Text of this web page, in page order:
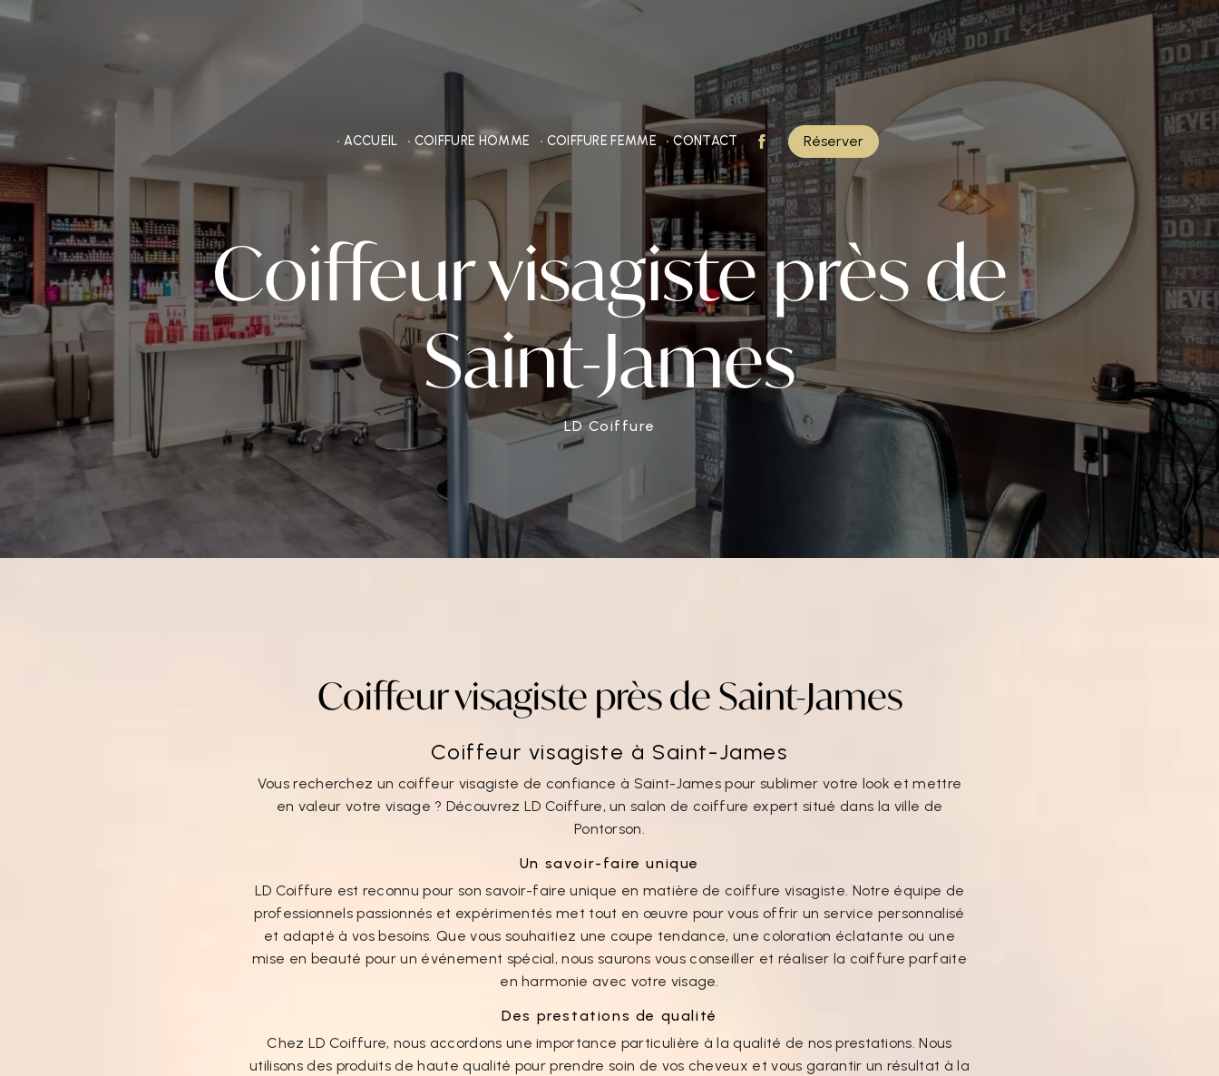
ACCUEIL COIFFURE HOMME COIFFURE FEMME CONTACT Réserver
Coiffeur visagiste près de
Saint-James
LD Coiffure
Coiffeur visagiste près de Saint-James
Coiffeur visagiste à Saint-James
Vous recherchez un coiffeur visagiste de confiance à Saint-James pour sublimer votre look et mettre
en valeur votre visage ? Découvrez LD Coiffure, un salon de coiffure expert situé dans la ville de
Pontorson.
Un savoir-faire unique
LD Coiffure est reconnu pour son savoir-faire unique en matière de coiffure visagiste. Notre équipe de
professionnels passionnés et expérimentés met tout en œuvre pour vous offrir un service personnalisé
et adapté à vos besoins. Que vous souhaitiez une coupe tendance, une coloration éclatante ou une
mise en beauté pour un événement spécial, nous saurons vous conseiller et réaliser la coiffure parfaite
en harmonie avec votre visage.
Des prestations de qualité
Chez LD Coiffure, nous accordons une importance particulière à la qualité de nos prestations. Nous
utilisons des produits de haute qualité pour prendre soin de vos cheveux et vous garantir un résultat à la